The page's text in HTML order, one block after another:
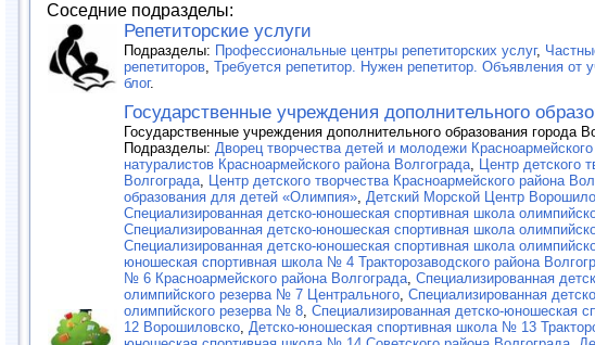
Соседние подразделы:
Репетиторские услуги
Подразделы: Профессиональные центры репетиторских услуг,
репетиторов, Требуется репетитор. Нужен репетитор. Объявления от
блог.
Государственные учреждения дополнительного
Государственные учреждения дополнительного образования города
Подразделы: Дворец творчества детей и молодежи
натуралистов Красноармейского района Волгограда, Центр детского
Волгограда, Центр детского творчества Красноармейского района
образования для детей «Олимпия», Детский Морской Центр
Специализированная детско-юношеская спортивная школа
Специализированная детско-юношеская спортивная школа
Специализированная детско-юношеская спортивная школа
юношеская спортивная школа № 4 Тракторозаводского района
№ 6 Красноармейского района Волгограда, Специализированная
олимпийского резерва № 7 Центрального, Специализированная
олимпийского резерва № 8, Специализированная детско-юношеская
12 Ворошиловско, Детско-юношеская спортивная школа № 13